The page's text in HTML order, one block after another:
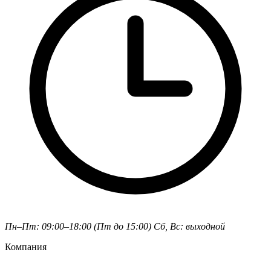
Пн–Пт: 09:00–18:00 (Пт до 15:00) Сб, Вс: выходной
Компания